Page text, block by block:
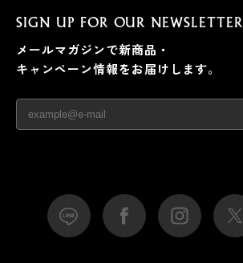
SIGN UP FOR OUR NEWSLETTER
メールマガジンで新商品・
キャンペーン情報をお届けします。